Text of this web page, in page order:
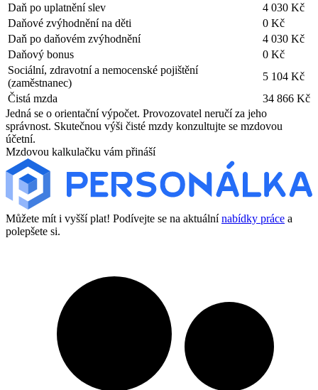
Daň po uplatnění slev
4 030 Kč
Daňové zvýhodnění na děti
0 Kč
Daň po daňovém zvýhodnění
4 030 Kč
Daňový bonus
0 Kč
Sociální, zdravotní a nemocenské pojištění
(zaměstnanec)
5 104 Kč
Čistá mzda
34 866 Kč
Jedná se o orientační výpočet. Provozovatel neručí za jeho
správnost. Skutečnou výši čisté mzdy konzultujte se mzdovou
účetní.
Mzdovou kalkulačku vám přináší
Můžete mít i vyšší plat! Podívejte se na aktuálnínabídky práce a
polepšete si.